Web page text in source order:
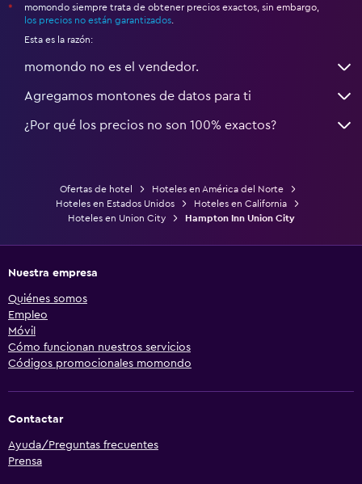
*
momondo siempre trata de obtener precios exactos, sin embargo,
los precios no están garantizados
Esta es la razón:
momondo no es el vendedor.
Agregamos montones de datos para ti
¿Por qué los precios no son 100% exactos?
Ofertas de hotel
Hoteles en América del Norte
Hoteles en Estados Unidos
Hoteles en California
Hoteles en Union City
Hampton Inn Union City
Nuestra empresa
Quiénes somos
Empleo
Móvil
Cómo funcionan nuestros servicios
Códigos promocionales momondo
Contactar
Ayuda/Preguntas frecuentes
Prensa